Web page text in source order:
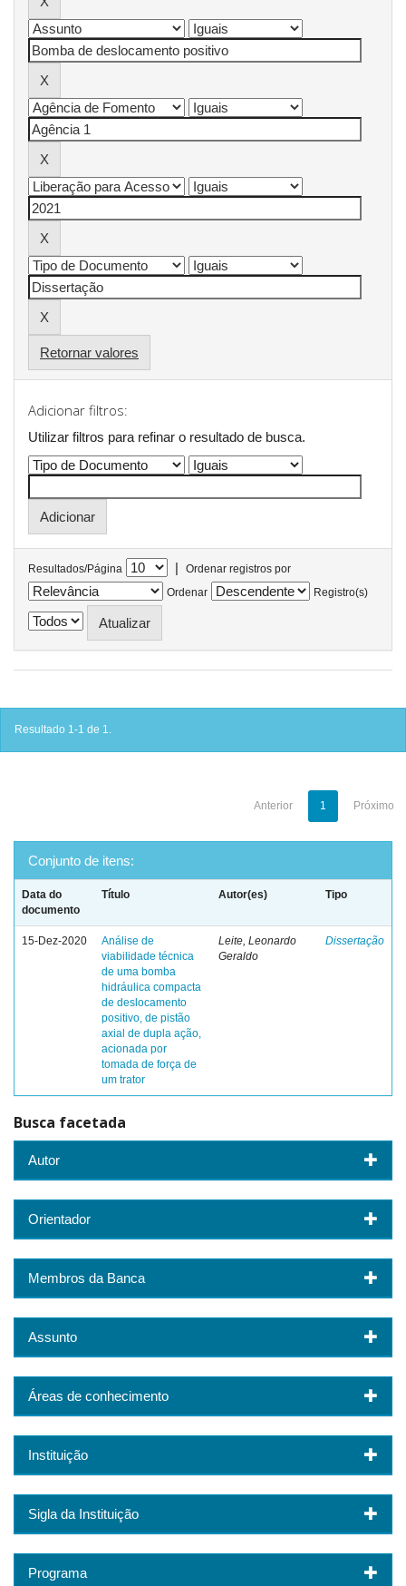
Retornar valores
Adicionar filtros:
Utilizar filtros para refinar o resultado de busca.
Resultados/Página |
Ordenar registros por
Ordenar
Registro(s)
Resultado 1-1 de 1.
Anterior 1 Próximo
Conjunto de itens:
Data do
documento
Título Autor(es) Tipo
15-Dez-2020
Análise de
viabilidade técnica
de uma bomba
hidráulica compacta
de deslocamento
positivo, de pistão
axial de dupla ação,
acionada por
tomada de força de
um trator
Leite, Leonardo
Geraldo
Dissertação
Busca facetada
Autor
Orientador
Membros da Banca
Assunto
Áreas de conhecimento
Instituição
Sigla da Instituição
Programa